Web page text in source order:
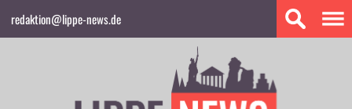
redaktion@lippe-news.de